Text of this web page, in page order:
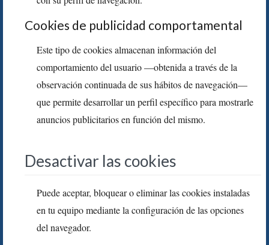
Cookies de publicidad comportamental
Este tipo de cookies almacenan información del
comportamiento del usuario —obtenida a través de la
observación continuada de sus hábitos de navegación—
que permite desarrollar un perfil específico para mostrarle
anuncios publicitarios en función del mismo.
Desactivar las cookies
Puede aceptar, bloquear o eliminar las cookies instaladas
en tu equipo mediante la configuración de las opciones
del navegador.